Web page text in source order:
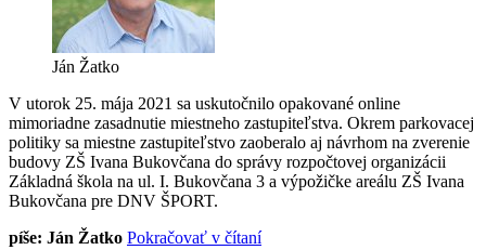
Ján Žatko
V utorok 25. mája 2021 sa uskutočnilo opakované online
mimoriadne zasadnutie miestneho zastupiteľstva. Okrem parkovacej
politiky sa miestne zastupiteľstvo zaoberalo aj návrhom na zverenie
budovy ZŠ Ivana Bukovčana do správy rozpočtovej organizácii
Základná škola na ul. I. Bukovčana 3 a výpožičke areálu ZŠ Ivana
Bukovčana pre DNV ŠPORT.
píše: Ján Žatko Pokračovať v čítaní„Pripravuje